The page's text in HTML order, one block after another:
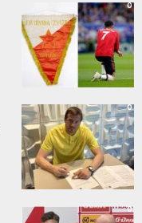
0
0
0